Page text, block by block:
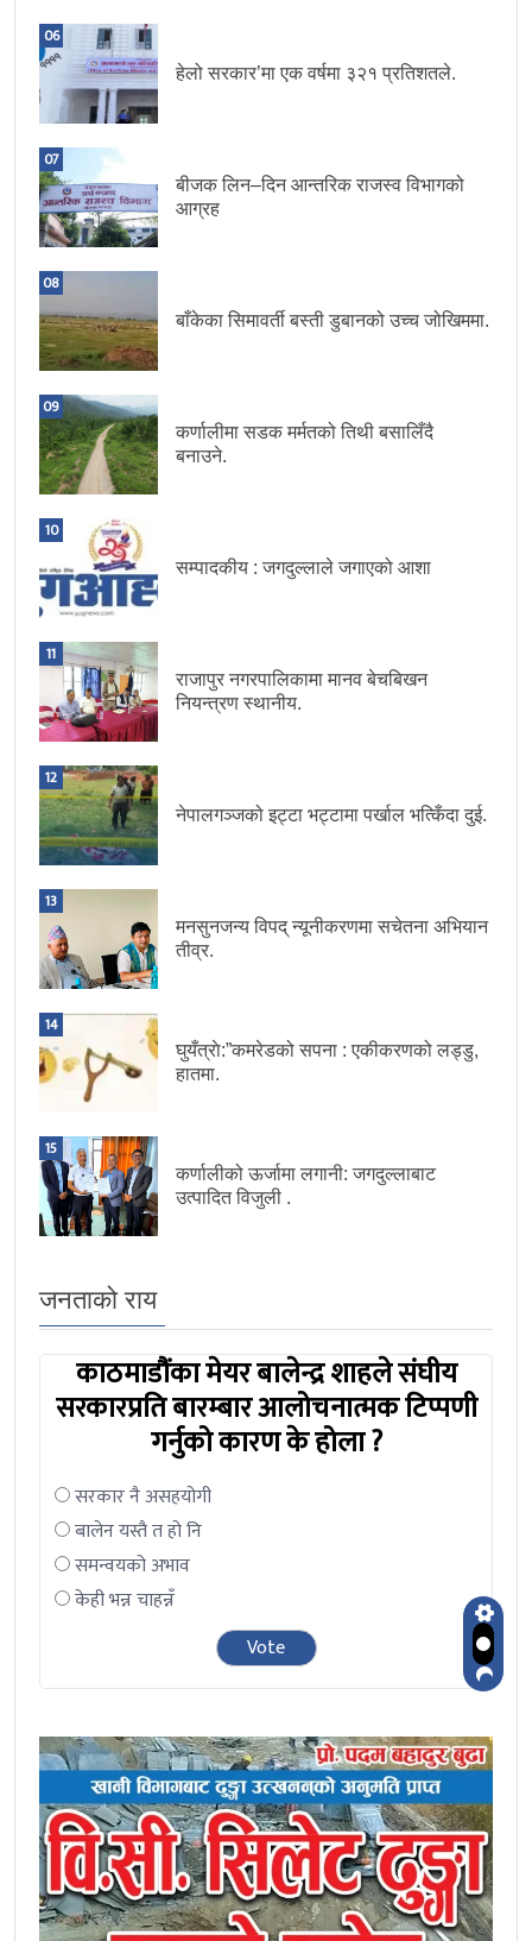
06
हेलो सरकार’मा एक वर्षमा ३२१ प्रतिशतले.
07
बीजक लिन–दिन आन्तरिक राजस्व विभागको
आग्रह
08
बाँकेका सिमावर्ती बस्ती डुबानको उच्च जोखिममा.
09
कर्णालीमा सडक मर्मतको तिथी बसालिँदै
बनाउने.
10
सम्पादकीय : जगदुल्लाले जगाएको आशा
11
राजापुर नगरपालिकामा मानव बेचबिखन
नियन्त्रण स्थानीय.
12
नेपालगञ्जको इट्टा भट्टामा पर्खाल भत्किँदा दुई.
13
मनसुनजन्य विपद् न्यूनीकरणमा सचेतना अभियान
तीव्र.
14
घुयँत्राे:”कमरेडको सपना : एकीकरणको लड्डु,
हातमा.
15
कर्णालीको ऊर्जामा लगानी: जगदुल्लाबाट
उत्पादित विजुली .
जनताको राय
काठमाडौंका मेयर बालेन्द्र शाहले संघीय
सरकारप्रति बारम्बार आलोचनात्मक टिप्पणी
गर्नुको कारण के होला ?
सरकार नै असहयोगी
बालेन यस्तै त हो नि
समन्वयको अभाव
केही भन्न चाहन्नँ